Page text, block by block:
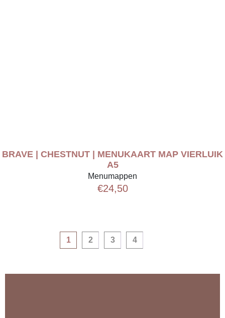
BRAVE | CHESTNUT | MENUKAART MAP VIERLUIK
A5
Menumappen
€24,50
1 2 3 4